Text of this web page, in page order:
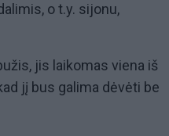
o t.y. sijonu,
jis laikomas viena iš
jį bus galima dėvėti be